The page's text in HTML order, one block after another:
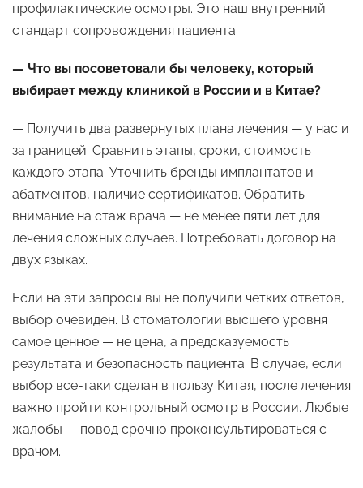
профилактические осмотры. Это наш внутренний
стандарт сопровождения пациента.
— Что вы посоветовали бы человеку, который
выбирает между клиникой в России и в Китае?
— Получить два развернутых плана лечения — у нас и
за границей. Сравнить этапы, сроки, стоимость
каждого этапа. Уточнить бренды имплантатов и
абатментов, наличие сертификатов. Обратить
внимание на стаж врача — не менее пяти лет для
лечения сложных случаев. Потребовать договор на
двух языках.
Если на эти запросы вы не получили четких ответов,
выбор очевиден. В стоматологии высшего уровня
самое ценное — не цена, а предсказуемость
результата и безопасность пациента. В случае, если
выбор все-таки сделан в пользу Китая, после лечения
важно пройти контрольный осмотр в России. Любые
жалобы — повод срочно проконсультироваться с
врачом.